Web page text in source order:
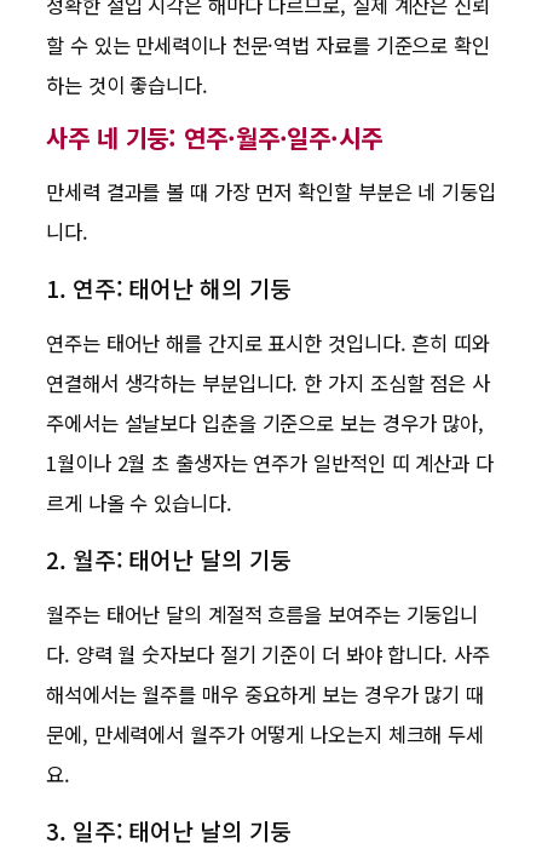
할 수 있는 만세력이나 천문·역법 자료를 기준으로 확인
하는 것이 좋습니다.
사주 네 기둥: 연주·월주·일주·시주
만세력 결과를 볼 때 가장 먼저 확인할 부분은 네 기둥입
니다.
1. 연주: 태어난 해의 기둥
연주는 태어난 해를 간지로 표시한 것입니다. 흔히 띠와
연결해서 생각하는 부분입니다. 한 가지 조심할 점은 사
주에서는 설날보다 입춘을 기준으로 보는 경우가 많아,
1월이나 2월 초 출생자는 연주가 일반적인 띠 계산과 다
르게 나올 수 있습니다.
2. 월주: 태어난 달의 기둥
월주는 태어난 달의 계절적 흐름을 보여주는 기둥입니
다. 양력 월 숫자보다 절기 기준이 더 봐야 합니다. 사주
해석에서는 월주를 매우 중요하게 보는 경우가 많기 때
문에, 만세력에서 월주가 어떻게 나오는지 체크해 두세
요.
3. 일주: 태어난 날의 기둥